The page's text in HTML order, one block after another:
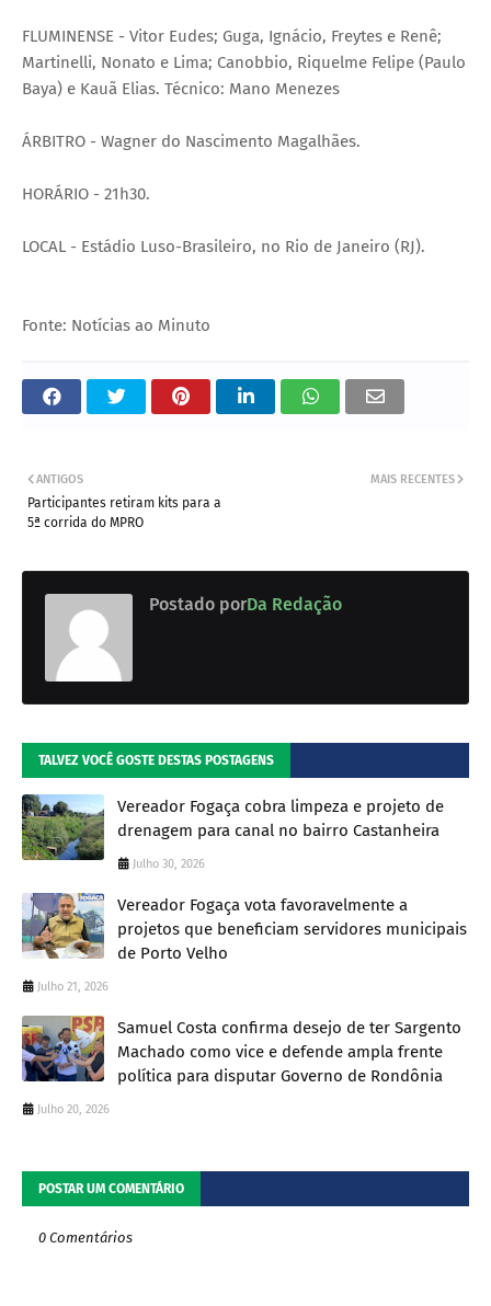
FLUMINENSE - Vitor Eudes; Guga, Ignácio, Freytes e Renê;
Martinelli, Nonato e Lima; Canobbio, Riquelme Felipe (Paulo
Baya) e Kauã Elias. Técnico: Mano Menezes
ÁRBITRO - Wagner do Nascimento Magalhães.
HORÁRIO - 21h30.
LOCAL - Estádio Luso-Brasileiro, no Rio de Janeiro (RJ).
Fonte: Notícias ao Minuto
MAIS RECENTES
ANTIGOS
Participantes retiram kits para a
5ª corrida do MPRO
Postado porDa Redação
TALVEZ VOCÊ GOSTE DESTAS POSTAGENS
Vereador Fogaça cobra limpeza e projeto de
drenagem para canal no bairro Castanheira
Julho 30, 2026
Vereador Fogaça vota favoravelmente a
projetos que beneficiam servidores municipais
de Porto Velho
Julho 21, 2026
Samuel Costa confirma desejo de ter Sargento
Machado como vice e defende ampla frente
política para disputar Governo de Rondônia
Julho 20, 2026
POSTAR UM COMENTÁRIO
0 Comentários